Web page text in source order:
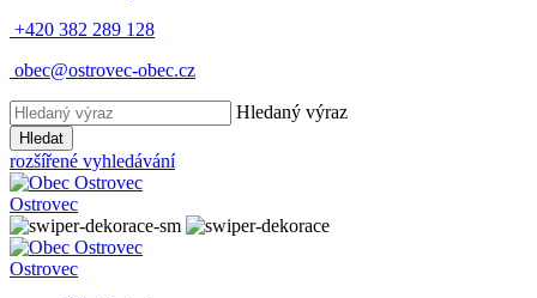
+420 382 289 128
obec@ostrovec-obec.cz
Hledaný výraz
Hledat
rozšířené vyhledávání
Ostrovec
Ostrovec